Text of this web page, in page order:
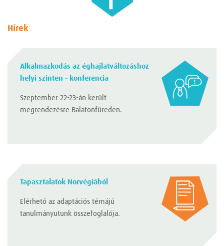
Hírek
Alkalmazkodás az éghajlatváltozáshoz
helyi szinten - konferencia
Szeptember 22-23-án került
megrendezésre Balatonfüreden.
Tapasztalatok Norvégiából
Elérhető az adaptációs témájú
tanulmányutunk összefoglalója.